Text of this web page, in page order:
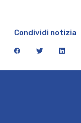
Condividi notizia
facebook twitter linkedin